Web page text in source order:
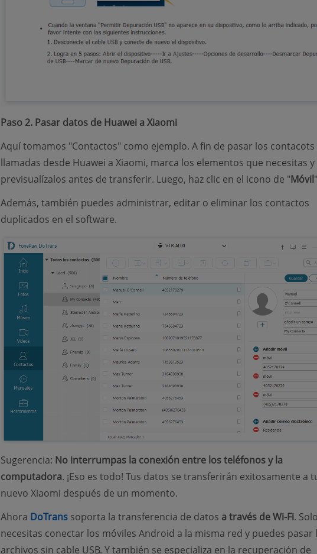
Paso 2. Pasar datos de Huawei a Xiaomi
Aquí tomamos "Contactos" como ejemplo. A fin de pasar los contacots
llamadas desde Huawei a Xiaomi, marca los elementos que necesitas y
previsualízalos antes de transferir. Luego, haz clic en el icono de "Móvil
Además, también puedes administrar, editar o eliminar los contactos
duplicados en el software.
Sugerencia: No interrumpas la conexión entre los teléfonos y la
computadora. ¡Eso es todo! Tus datos se transferirán exitosamente a
nuevo Xiaomi después de un momento.
Ahora DoTranssoporta la transferencia de datos a través de Wi-Fi.
necesitas conectar los móviles Android a la misma red y puedes pasar
archivos sin cable USB. Y también se especializa en la recuperación de